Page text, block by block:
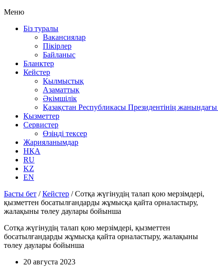
Меню
Біз туралы
Вакансиялар
Пікірлер
Байланыс
Бланктер
Кейстер
Қылмыстық
Азаматтық
Әкімшілік
Қазақстан Республикасы Президентінің
Қызметтер
Сервистер
Өзіңді тексер
Жарияланымдар
НҚА
RU
KZ
EN
Басты бет /Кейстер /Сотқа жүгінудің талап қою мерзімдері,
қызметтен босатылғандарды жұмысқа қайта орналастыру,
жалақыны төлеу даулары бойынша
Сотқа жүгінудің талап қою мерзімдері, қызметтен
босатылғандарды жұмысқа қайта орналастыру, жалақыны
төлеу даулары бойынша
20 августа 2023